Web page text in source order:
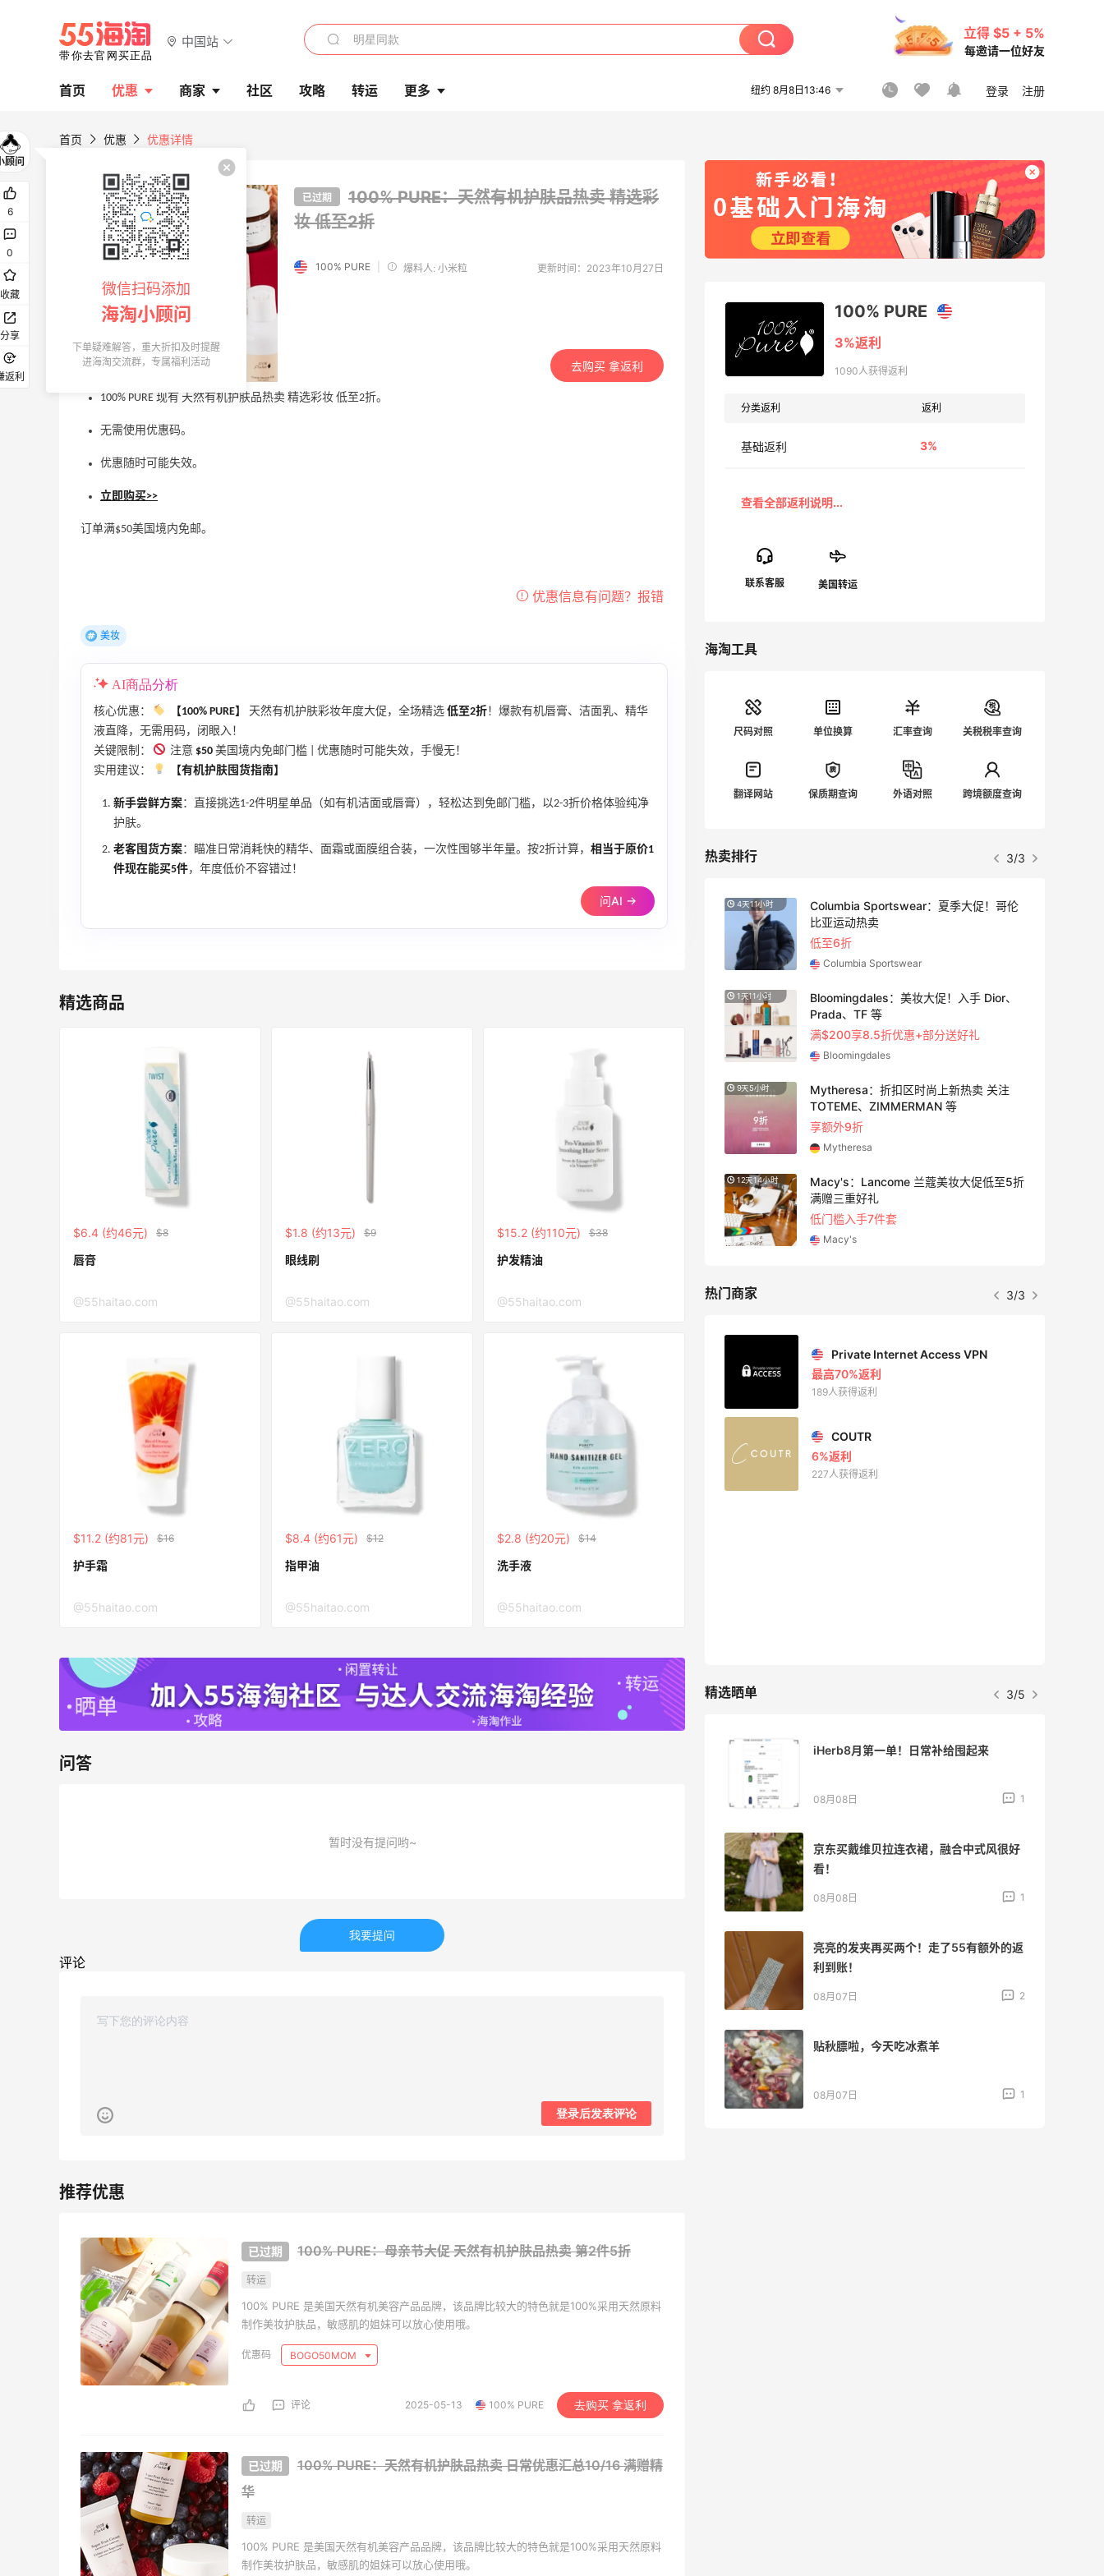
中国站
立得 $5 + 5%
每邀请一位好友
首页 优惠 商家 社区 攻略 转运 更多 纽约 8月8日13:46 登录 注册
首页 优惠 优惠详情
已过期 100% PURE：天然有机护肤品热卖精选彩
妆 低至2折
100% PURE 爆料人: 小米粒 更新时间：2023年10月27日
去购买 拿返利
100% PURE 现有 天然有机护肤品热卖 精选彩妆 低至2折。
无需使用优惠码。
优惠随时可能失效。
立即购买>>
订单满$50美国境内免邮。
美妆
AI商品分析
核心优惠： 【100% PURE】 天然有机护肤彩妆年度大促，全场精选 低至2折！爆款有机唇膏、洁面乳、精华
液直降，无需用码，闭眼入！
关键限制：
注意 $50 美国境内免邮门槛 | 优惠随时可能失效，手慢无！
实用建议：
【有机护肤囤货指南】
新手尝鲜方案：直接挑选1-2件明星单品（如有机洁面或唇膏），轻松达到免邮门槛，以2-3折价格体验纯净
护肤。
老客囤货方案：瞄准日常消耗快的精华、面霜或面膜组合装，一次性囤够半年量。按2折计算， 相当于原价1
件现在能买5件，年度低价不容错过！
问AI →
精选商品
$6.4 (约46元) $8
唇膏
@55haitao.com
$1.8 (约13元) $9
眼线刷
@55haitao.com
$15.2 (约110元) $38
护发精油
@55haitao.com
$11.2 (约81元) $16
护手霜
@55haitao.com
$8.4 (约61元) $12
指甲油
@55haitao.com
$2.8 (约20元) $14
洗手液
@55haitao.com
问答
暂时没有提问哟~
我要提问
评论
登录后发表评论
100% PURE：母亲节大促 天然有机护肤品热卖第2件5折
转运
100% PURE 是美国天然有机美容产品品牌，该品牌比较大的特色就是100%采用天然原料
制作美妆护肤品，敏感肌的姐妹可以放心使用哦。
BOGO50MOM
评论 2025-05-13 100% PURE 去购买 拿返利
100% PURE：天然有机护肤品热卖 日常优惠汇总10/16满赠精
华
转运
100% PURE 是美国天然有机美容产品品牌，该品牌比较大的特色就是100%采用天然原料
制作美妆护肤品，敏感肌的姐妹可以放心使用哦。
100% PURE
3%返利
1090人获得返利
分类返利 返利
基础返利 3%
海淘工具
尺码对照 单位换算 汇率查询 关税税率查询
翻译网站 保质期查询 外语对照 跨境额度查询
热卖排行 3/3
1天11小时
Bloomingdales
Shu Uemura：植村秀彩妆特惠 入热销洁
颜油系列
无门槛7折 会员6.5折
Shu Uemura
Space NK UK：美妆护肤大促！入Lisa
Eldridge、Hourglass、伊索等
Space NK UK
Suit Negozi：夏季大促！DVN 麂皮运动鞋
iHerb ：88全球好物节！选购日常保健、
Macy's
4天11小时
Columbia Sportswear：夏季大促！哥伦
比亚运动热卖
低至6折
Columbia Sportswear
1天11小时
Bloomingdales：美妆大促！入手 Dior、
Prada、TF 等
满$200享8.5折优惠+部分送好礼
Bloomingdales
9天5小时
Mytheresa：折扣区时尚上新热卖 关注
TOTEME、ZIMMERMAN 等
享额外9折
Mytheresa
12天14小时
Macy's：Lancome 兰蔻美妆大促低至5折
满赠三重好礼
低门槛入手7件套
Macy's
热门商家 3/3
最高2%返利
6081人成功下单
Biōkreativ
30%返利
54人获得返利
Eileen Fisher
最高2%返利
Belly Bandit
TIMEBEAM (US)
最高10%返利
RFM Denim
Private Internet Access VPN
最高70%返利
189人获得返利
COUTR
6%返利
227人获得返利
精选晒单 3/5
淘宝闪购点必胜客，55海淘返利跟单拿来
淘宝买维达抽纸，给家里囤点货！
iHerb8月第一单！日常补给囤起来
08月08日 1
京东买戴维贝拉连衣裙，融合中式风很好
看！
08月08日 1
亮亮的发夹再买两个！走了55有额外的返
利到账！
08月07日 2
贴秋膘啦，今天吃冰煮羊
08月07日 1
6
0
收藏
分享
返利
微信扫码添加
海淘小顾问
下单疑难解答，重大折扣及时提醒
进海淘交流群，专属福利活动